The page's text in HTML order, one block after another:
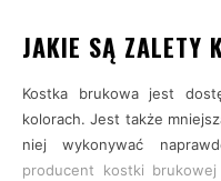
JAKIE SĄ ZALETY
Kostka brukowa jest
kolorach. Jest także
niej wykonywać
producent kostki